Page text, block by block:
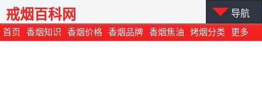
首页 香烟知识 香烟价格 香烟品牌 香烟焦油 烤烟分类 更多
戒烟百科网 导航